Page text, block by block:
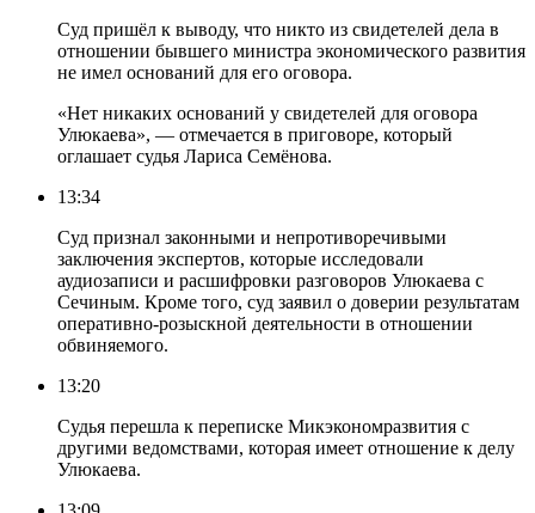
Суд пришёл к выводу, что никто из свидетелей дела в
отношении бывшего министра экономического развития
не имел оснований для его оговора.
«Нет никаких оснований у свидетелей для оговора
Улюкаева», — отмечается в приговоре, который
оглашает судья Лариса Семёнова.
13:34
Суд признал законными и непротиворечивыми
заключения экспертов, которые исследовали
аудиозаписи и расшифровки разговоров Улюкаева с
Сечиным. Кроме того, суд заявил о доверии результатам
оперативно-розыскной деятельности в отношении
обвиняемого.
13:20
Судья перешла к переписке Микэкономразвития с
другими ведомствами, которая имеет отношение к делу
Улюкаева.